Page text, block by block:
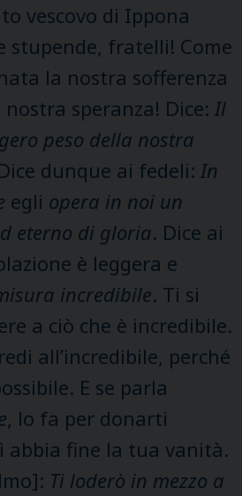
vescovo di Ippona
stupende, fratelli! Come
la nostra sofferenza
speranza! Dice: Il
peso della nostra
dunque ai fedeli: In
egli opera in noi un
eterno di gloria. Dice ai
è leggera e
incredibile. Ti si
a ciò che è incredibile.
all’incredibile, perché
E se parla
, lo fa per donarti
abbia fine la tua vanità.
Ti loderò in mezzo a